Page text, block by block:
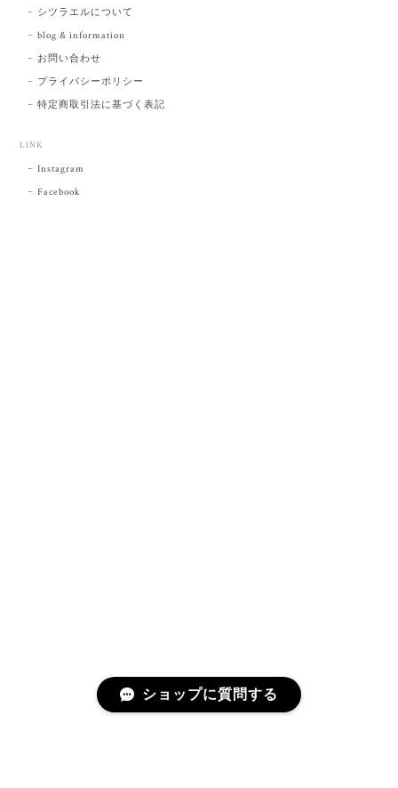
シツラエルについて
blog & information
お問い合わせ
プライバシーポリシー
特定商取引法に基づく表記
LINK
Instagram
Facebook
ショップに質問する